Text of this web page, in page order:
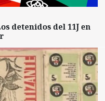
detenidos del 11J en